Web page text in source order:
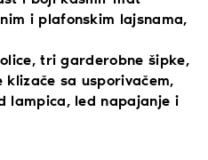
i plafonskim lajsnama,
tri garderobne šipke,
sa usporivačem,
lampica, led napajanje i